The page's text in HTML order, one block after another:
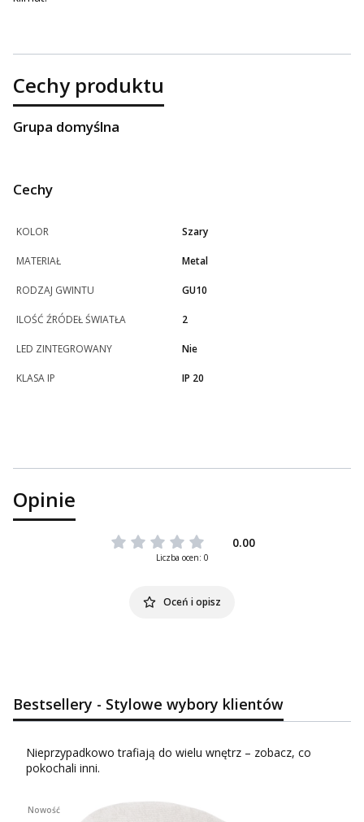
Cechy produktu
Grupa domyślna
Cechy
KOLOR Szary
MATERIAŁ Metal
RODZAJ GWINTU GU10
ILOŚĆ ŹRÓDEŁ ŚWIATŁA 2
LED ZINTEGROWANY Nie
KLASA IP IP 20
Opinie
0.00
Liczba ocen: 0
Oceń i opisz
Bestsellery - Stylowe wybory klientów
Nieprzypadkowo trafiają do wielu wnętrz – zobacz, co
pokochali inni.
Nowość